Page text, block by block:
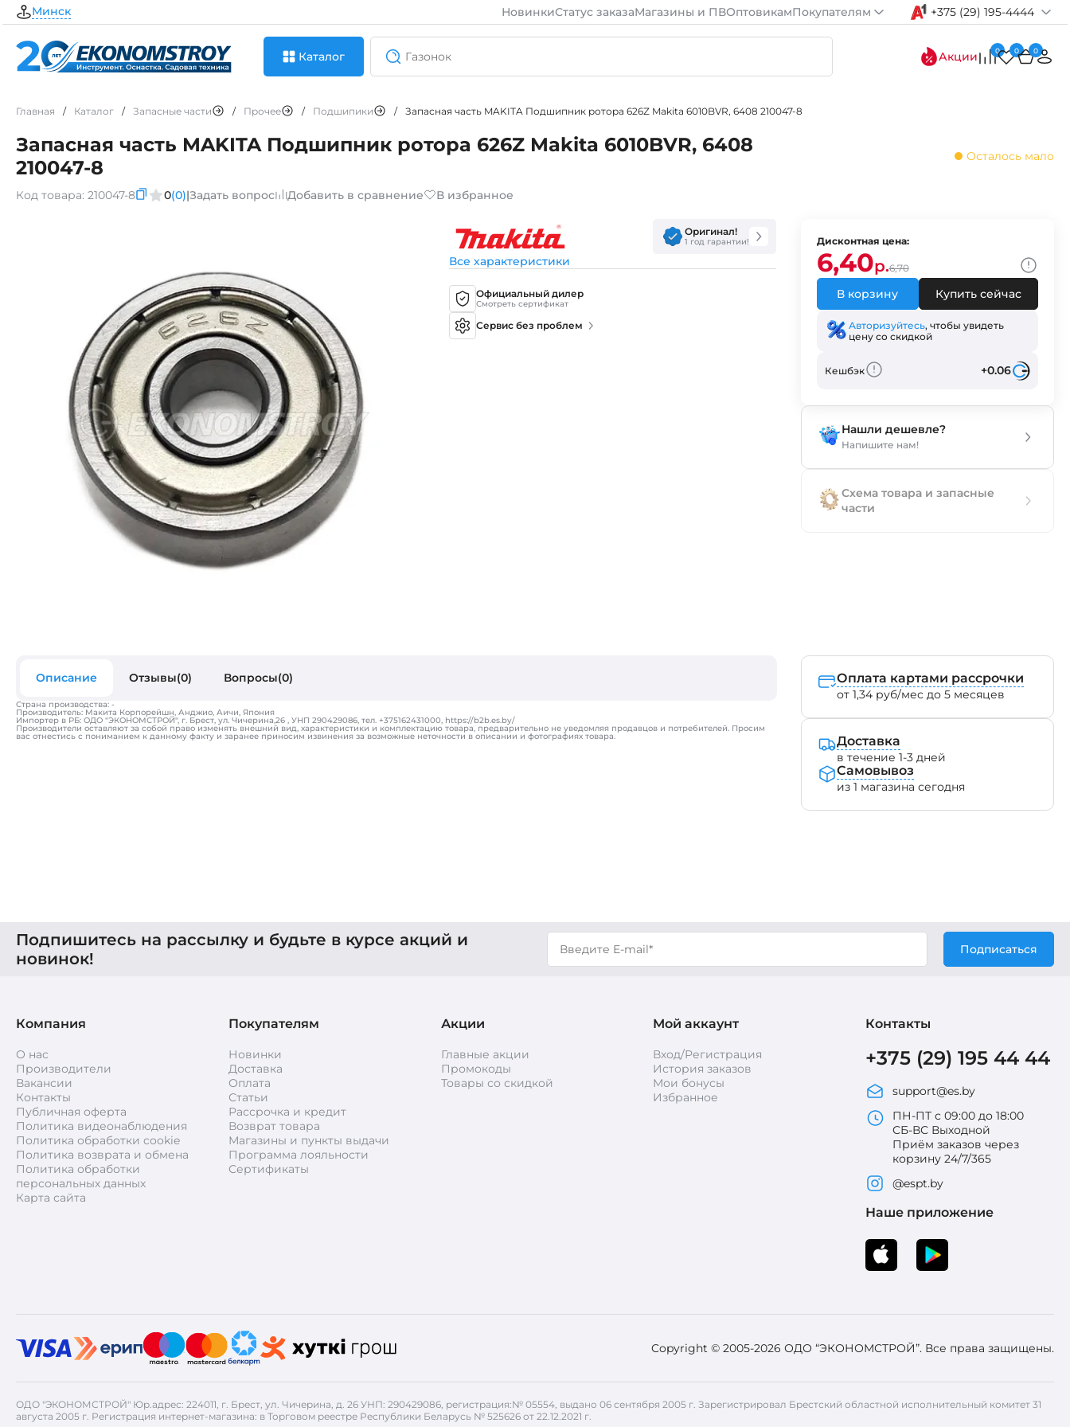
Минск НовинкиСтатус заказаМагазины и ПВОптовикамПокупателям +375 (29) 195-4444
Каталог Акции 0 0 0
Главная / Каталог / Запасные части / Прочее / Подшипики / Запасная часть MAKITA Подшипник ротора 626Z Makita 6010BVR, 6408 210047-8
Запасная часть MAKITA Подшипник ротора 626Z Makita 6010BVR, 6408
210047-8
Осталось мало
Код товара: 210047-8 0(0)|Задать вопрос Добавить в сравнение В избранное
Оригинал!
1 год гарантии!
Все характеристики
Официальный дилер
Смотреть сертификат
Сервис без проблем
Дисконтная цена:
6,40р.6,70
В корзину Купить сейчас
Авторизуйтесь, чтобы увидеть
цену со скидкой
Кешбэк +0.06
Нашли дешевле?
Напишите нам!
Схема товара и запасные
части
Описание Отзывы(0) Вопросы(0)
Страна производства: -
Производитель: Макита Корпорейшн, Анджио, Аичи, Япония
Импортер в РБ: ОДО "ЭКОНОМСТРОЙ", г. Брест, ул. Чичерина,26 , УНП 290429086, тел. +375162431000, https://b2b.es.by/
Производители оставляют за собой право изменять внешний вид, характеристики и комплектацию товара, предварительно не уведомляя продавцов и потребителей. Просим
вас отнестись с пониманием к данному факту и заранее приносим извинения за возможные неточности в описании и фотографиях товара.
Оплата картами рассрочки
от 1,34 руб/мес до 5 месяцев
Доставка
в течение 1-3 дней
Самовывоз
из 1 магазина сегодня
Подпишитесь на рассылку и будьте в курсе акций и
новинок!
Подписаться
Компания
О нас
Производители
Вакансии
Контакты
Публичная оферта
Политика видеонаблюдения
Политика обработки cookie
Политика возврата и обмена
Политика обработки
персональных данных
Карта сайта
Покупателям
Новинки
Доставка
Оплата
Статьи
Рассрочка и кредит
Возврат товара
Магазины и пункты выдачи
Программа лояльности
Сертификаты
Акции
Главные акции
Промокоды
Товары со скидкой
Мой аккаунт
Вход/Регистрация
История заказов
Мои бонусы
Избранное
Контакты
+375 (29) 195 44 44
support@es.by
ПН-ПТ с 09:00 до 18:00
СБ-ВС Выходной
Приём заказов через
корзину 24/7/365
@espt.by
Наше приложение
Copyright © 2005-2026 ОДО “ЭКОНОМСТРОЙ”. Все права защищены.
ОДО "ЭКОНОМСТРОЙ" Юр.адрес: 224011, г. Брест, ул. Чичерина, д. 26 УНП: 290429086, регистрация:№ 05554, выдано 06 сентября 2005 г. Зарегистрировал Брестский областной исполнительный комитет 31
августа 2005 г. Регистрация интернет-магазина: в Торговом реестре Республики Беларусь № 525626 от 22.12.2021 г.